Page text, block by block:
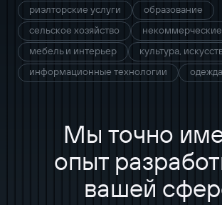
риэлторские услуги
образование
сельское хозяйство
мебель и интерьер
культура,
информационные технологии
Мы точно
опыт
вашей